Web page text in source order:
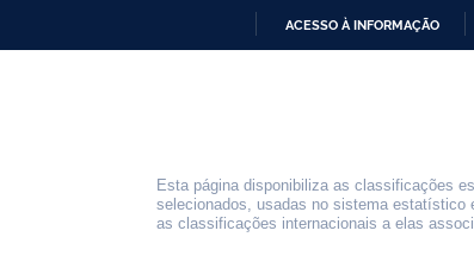
ACESSO À INFORMAÇÃO
Esta página disponibiliza as classificações
selecionados, usadas no sistema
as classificações internacionais a elas